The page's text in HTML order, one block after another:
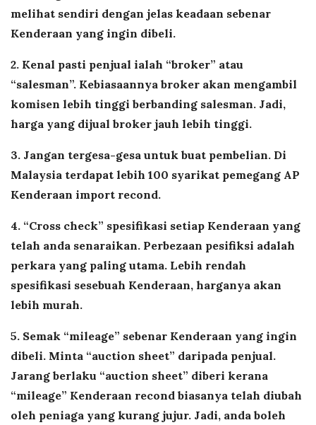
n
K
a
m
e
l
melihat sendiri dengan jelas keadaan sebenar
Kenderaan yang ingin dibeli.
2. Kenal pasti penjual ialah “broker” atau
“salesman”. Kebiasaannya broker akan mengambil
komisen lebih tinggi berbanding salesman. Jadi,
harga yang dijual broker jauh lebih tinggi.
3. Jangan tergesa-gesa untuk buat pembelian. Di
Malaysia terdapat lebih 100 syarikat pemegang AP
Kenderaan import recond.
4. “Cross check” spesifikasi setiap Kenderaan yang
telah anda senaraikan. Perbezaan pesifiksi adalah
perkara yang paling utama. Lebih rendah
spesifikasi sesebuah Kenderaan, harganya akan
lebih murah.
5. Semak “mileage” sebenar Kenderaan yang ingin
dibeli. Minta “auction sheet” daripada penjual.
Jarang berlaku “auction sheet” diberi kerana
“mileage” Kenderaan recond biasanya telah diubah
oleh peniaga yang kurang jujur. Jadi, anda boleh